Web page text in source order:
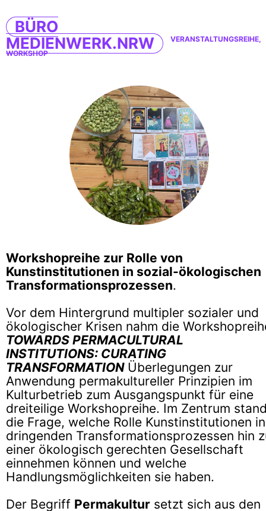
BÜRO
MEDIENWERK.NRW
VERANSTALTUNGSREIHE,
WORKSHOP
Workshopreihe zur Rolle von
Kunstinstitutionen in sozial-ökologischen
Transformationsprozessen.
Vor dem Hintergrund multipler sozialer und
ökologischer Krisen nahm die
TOWARDS PERMACULTURAL
INSTITUTIONS: CURATING
TRANSFORMATIONÜberlegungen zur
Anwendung permakultureller Prinzipien im
Kulturbetrieb zum Ausgangspunkt für eine
dreiteilige Workshopreihe. Im Zentrum
die Frage, welche Rolle Kunstinstitutionen in
dringenden Transformationsprozessen hin
einer ökologisch gerechten Gesellschaft
einnehmen können und welche
Handlungsmöglichkeiten sie haben.
Der Begriff Permakultur setzt sich aus den